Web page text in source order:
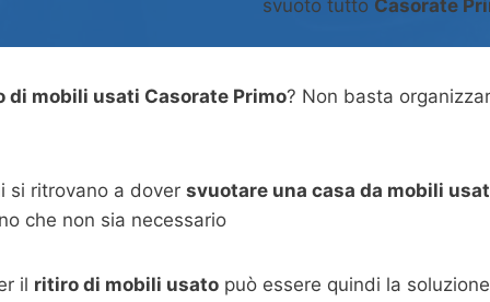
svuoto tutto Casorate
di mobili usati Casorate Primo? Non basta
si ritrovano a dover svuotare una casa da mobili
che non sia necessario
il ritiro di mobili usato può essere quindi la